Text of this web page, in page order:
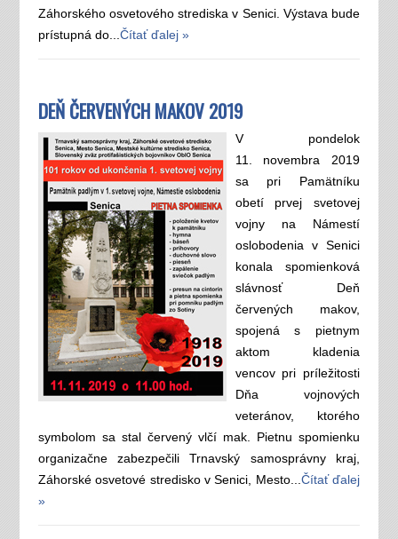
Záhorského osvetového strediska v Senici. Výstava bude
prístupná do... Čítať ďalej »
DEŇ ČERVENÝCH MAKOV 2019
V pondelok
11. novembra 2019
sa pri Pamätníku
obetí prvej svetovej
vojny na Námestí
oslobodenia v Senici
konala spomienková
slávnosť Deň
červených makov,
spojená s pietnym
aktom kladenia
vencov pri príležitosti
Dňa vojnových
veteránov, ktorého
symbolom sa stal červený vlčí mak. Pietnu spomienku
organizačne zabezpečili Trnavský samosprávny kraj,
Záhorské osvetové stredisko v Senici, Mesto... Čítať ďalej
»